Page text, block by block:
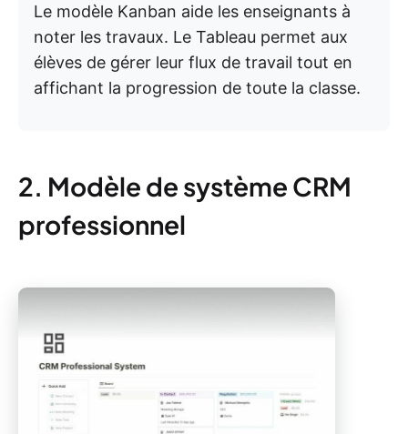
Le modèle Kanban aide les enseignants à
noter les travaux. Le Tableau permet aux
élèves de gérer leur flux de travail tout en
affichant la progression de toute la classe.
2. Modèle de système CRM
professionnel